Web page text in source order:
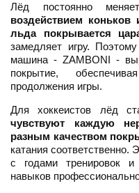
Лёд постоянно
воздействием
льда покрывается
замедляет игру.
машина - ZAMBONI -
покрытие,
продолжения игры.
Для хоккеистов лёд
чувствуют каждую
разным качеством
катания соответственно.
с годами тренировок
навыков